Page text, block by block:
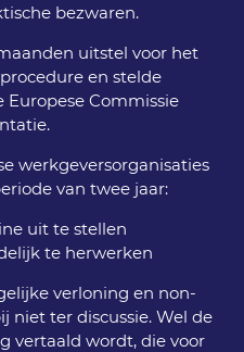
bezwaren.
uitstel voor het
en stelde
Commissie
werkgeversorganisaties
van twee jaar:
uit te stellen
te herwerken
verloning en non-
niet ter discussie. Wel de
vertaald wordt, die voor